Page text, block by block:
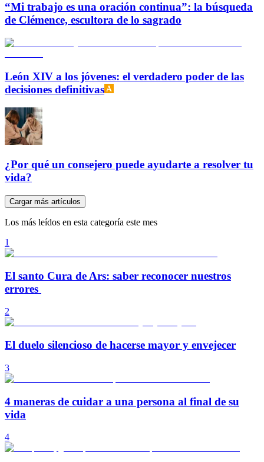
“Mi trabajo es una oración continua”: la búsqueda
de Clémence, escultora de lo sagrado
León XIV a los jóvenes: el verdadero poder de las
decisiones definitivas
¿Por qué un consejero puede ayudarte a resolver tu
vida?
Cargar más artículos
Los más leídos en esta categoría este mes
1
El santo Cura de Ars: saber reconocer nuestros
errores
2
El duelo silencioso de hacerse mayor y envejecer
3
4 maneras de cuidar a una persona al final de su
vida
4